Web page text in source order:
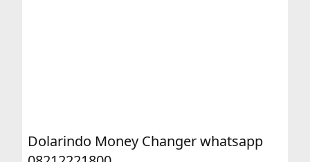
Dolarindo Money Changer whatsapp